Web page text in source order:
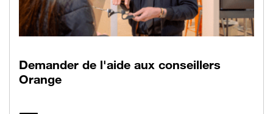
Nos solutions pour
Demander de l'aide aux conseillers
Orange